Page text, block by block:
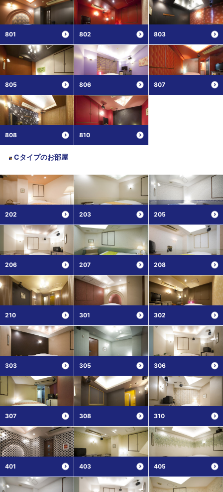
801 802 803
805 806 807
808 810
Cタイプのお部屋
202 203 205
206 207 208
210 301 302
303 305 306
307 308 310
401 403 405